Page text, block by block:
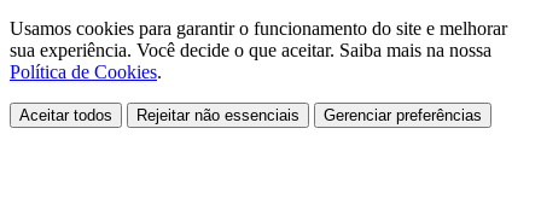
Usamos cookies para garantir o funcionamento do site e melhorar
sua experiência. Você decide o que aceitar. Saiba mais na nossa
Política de Cookies.
Aceitar todos Rejeitar não essenciais Gerenciar preferências